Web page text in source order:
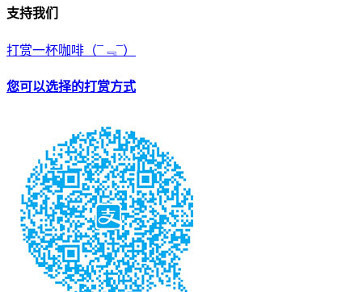
支持我们
打赏一杯咖啡 （¯﹃¯）
您可以选择的打赏方式